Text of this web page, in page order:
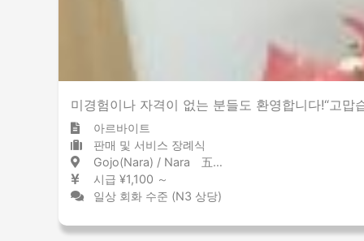
미경험이나 자격이 없는 분들도 환영합니다!“고맙
아르바이트
판매 및 서비스 장례식
Gojo(Nara) / Nara 五条(奈良) / 奈良県
시급 ¥1,100 ～
일상 회화 수준 (N3 상당)